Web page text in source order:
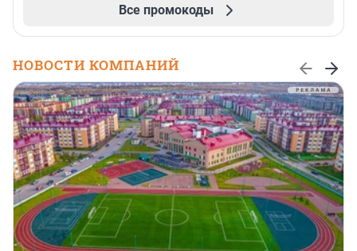
Все промокоды
НОВОСТИ КОМПАНИЙ